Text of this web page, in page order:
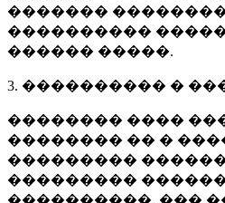
�������
����������
������ �����.
3. ���������� �
�������� ����
�������� �� �
���������
���������
����������. ���